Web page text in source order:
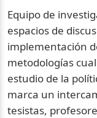
Equipo de
espacios de
implementación
metodologías
estudio de la
marca un
tesistas,